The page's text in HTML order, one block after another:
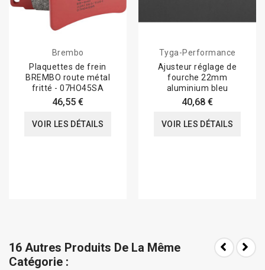
Brembo
Plaquettes de frein
BREMBO route métal
fritté - 07HO45SA
46,55 €
VOIR LES DÉTAILS
Tyga-Performance
Ajusteur réglage de
fourche 22mm
aluminium bleu
40,68 €
VOIR LES DÉTAILS
16 Autres Produits De La Même
Catégorie :